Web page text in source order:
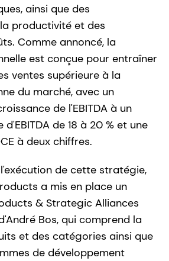
ainsi que des
productivité et des
Comme annoncé, la
est conçue pour entraîner
ventes supérieure à la
du marché, avec un
de l'EBITDA à un
de 18 à 20 % et une
à deux chiffres.
de cette stratégie,
a mis en place un
& Strategic Alliances
Bos, qui comprend la
et des catégories ainsi que
de développement